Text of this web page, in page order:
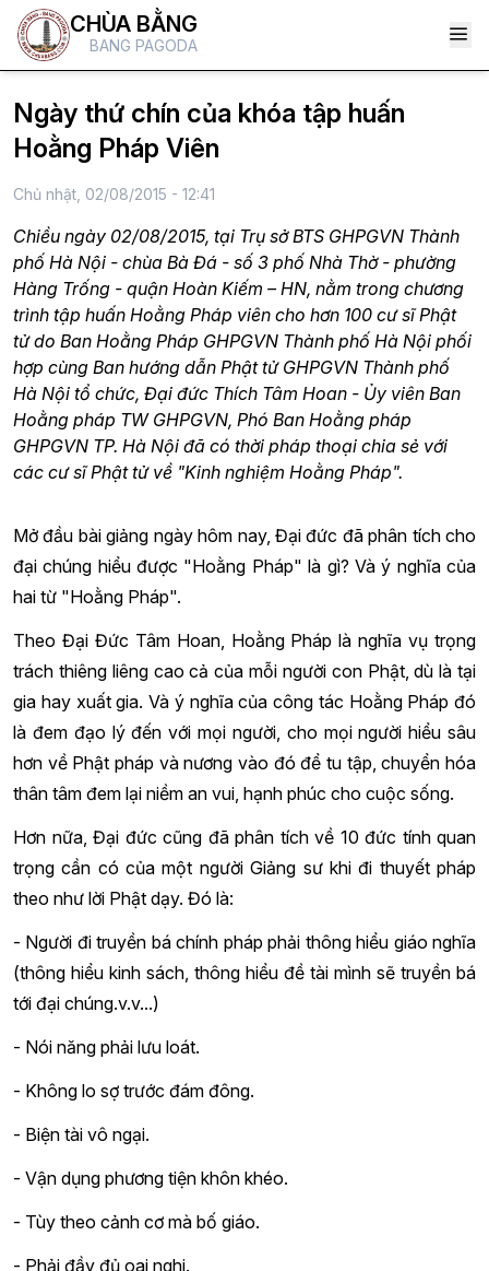
CHÙA BẰNG
BANG PAGODA
Ngày thứ chín của khóa tập huấn
Hoằng Pháp Viên
Chủ nhật, 02/08/2015 - 12:41
Chiều ngày 02/08/2015, tại Trụ sở BTS GHPGVN Thành
phố Hà Nội - chùa Bà Đá - số 3 phố Nhà Thờ - phường
Hàng Trống - quận Hoàn Kiếm – HN, nằm trong chương
trình tập huấn Hoằng Pháp viên cho hơn 100 cư sĩ Phật
tử do Ban Hoằng Pháp GHPGVN Thành phố Hà Nội phối
hợp cùng Ban hướng dẫn Phật tử GHPGVN Thành phố
Hà Nội tổ chức, Đại đức Thích Tâm Hoan - Ủy viên Ban
Hoằng pháp TW GHPGVN, Phó Ban Hoằng pháp
GHPGVN TP. Hà Nội đã có thời pháp thoại chia sẻ với
các cư sĩ Phật tử về "Kinh nghiệm Hoằng Pháp".
Mở đầu bài giảng ngày hôm nay, Đại đức đã phân tích cho
đại chúng hiểu được "Hoằng Pháp" là gì? Và ý nghĩa của
hai từ "Hoằng Pháp".
Theo Đại Đức Tâm Hoan, Hoằng Pháp là nghĩa vụ trọng
trách thiêng liêng cao cả của mỗi người con Phật, dù là tại
gia hay xuất gia. Và ý nghĩa của công tác Hoằng Pháp đó
là đem đạo lý đến với mọi người, cho mọi người hiểu sâu
hơn về Phật pháp và nương vào đó để tu tập, chuyển hóa
thân tâm đem lại niềm an vui, hạnh phúc cho cuộc sống.
Hơn nữa, Đại đức cũng đã phân tích về 10 đức tính quan
trọng cần có của một người Giảng sư khi đi thuyết pháp
theo như lời Phật dạy. Đó là:
- Người đi truyền bá chính pháp phải thông hiểu giáo nghĩa
(thông hiểu kinh sách, thông hiểu đề tài mình sẽ truyền bá
tới đại chúng.v.v...)
- Nói năng phải lưu loát.
- Không lo sợ trước đám đông.
- Biện tài vô ngại.
- Vận dụng phương tiện khôn khéo.
- Tùy theo cảnh cơ mà bố giáo.
- Phải đầy đủ oai nghi.